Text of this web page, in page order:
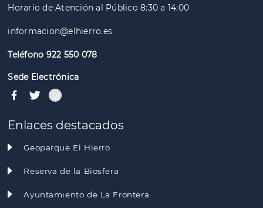
Horario de Atención al Público 8:30 a 14:00
informacion@elhierro.es
Teléfono 922 550 078
Sede Electrónica
Enlaces destacados
Geoparque El Hierro
Reserva de la Biosfera
Ayuntamiento de La Frontera